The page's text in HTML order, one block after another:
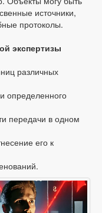
источники,
протоколы.
экспертизы
различных
определенного
передачи в одном
его к